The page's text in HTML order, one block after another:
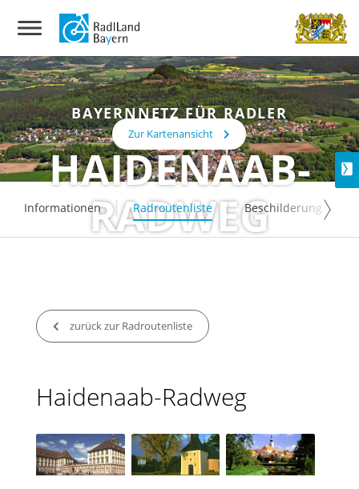
BAYERNNETZ FÜR RADLER
HAIDENAAB-
RADWEG
Zur Kartenansicht
Informationen Radroutenliste Beschilderung
zurück zur Radroutenliste
Haidenaab-Radweg